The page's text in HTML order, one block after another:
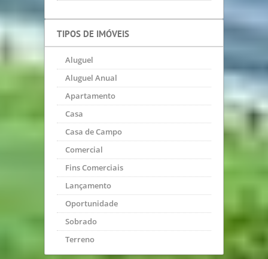
TIPOS DE IMÓVEIS
Aluguel
Aluguel Anual
Apartamento
Casa
Casa de Campo
Comercial
Fins Comerciais
Lançamento
Oportunidade
Sobrado
Terreno